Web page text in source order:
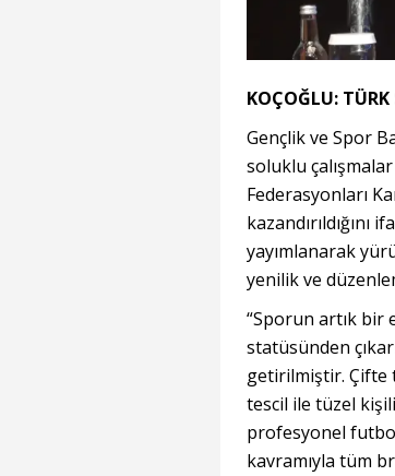
KOÇOĞLU:
Gençlik ve Spor
soluklu
Federasyonları
kazandırıldığını
yayımlanarak
yenilik ve
“Sporun artık
statüsünden
getirilmiştir. Çifte
tescil ile tüzel
profesyonel
kavramıyla tüm